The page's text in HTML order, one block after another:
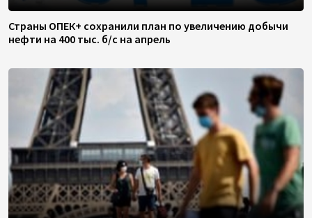
Страны ОПЕК+ сохранили план по увеличению добычи
нефти на 400 тыс. б/с на апрель